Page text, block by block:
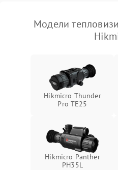
Неисправность системы
защиты от
перенапряжения
защиты от замыкания
Неисправность системы
защиты от перегрева
Модели
Hikmicro Thunder
Pro TE25
Hikmicro Panther
PH35L